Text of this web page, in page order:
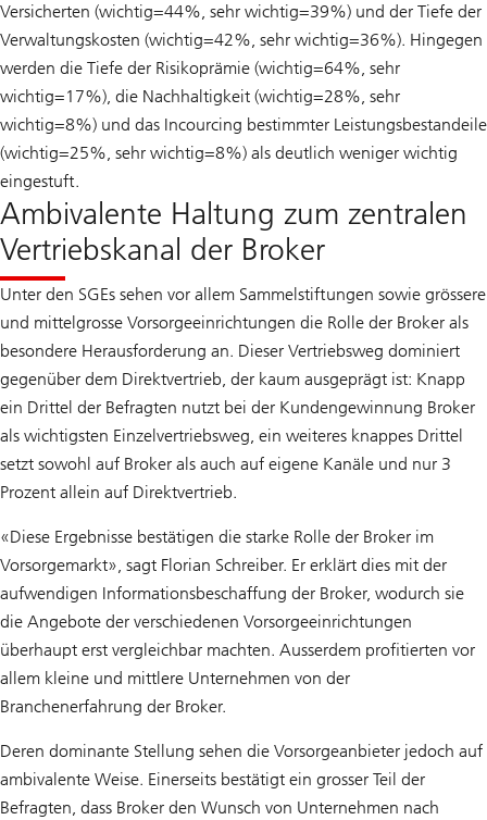
Versicherten (wichtig=44%, sehr wichtig=39%) und der Tiefe der
Verwaltungskosten (wichtig=42%, sehr wichtig=36%). Hingegen
werden die Tiefe der Risikoprämie (wichtig=64%, sehr
wichtig=17%), die Nachhaltigkeit (wichtig=28%, sehr
wichtig=8%) und das Incourcing bestimmter Leistungsbestandeile
(wichtig=25%, sehr wichtig=8%) als deutlich weniger wichtig
eingestuft.
Ambivalente Haltung zum zentralen
Vertriebskanal der Broker
Unter den SGEs sehen vor allem Sammelstiftungen sowie grössere
und mittelgrosse Vorsorgeeinrichtungen die Rolle der Broker als
besondere Herausforderung an. Dieser Vertriebsweg dominiert
gegenüber dem Direktvertrieb, der kaum ausgeprägt ist: Knapp
ein Drittel der Befragten nutzt bei der Kundengewinnung Broker
als wichtigsten Einzelvertriebsweg, ein weiteres knappes Drittel
setzt sowohl auf Broker als auch auf eigene Kanäle und nur 3
Prozent allein auf Direktvertrieb.
«Diese Ergebnisse bestätigen die starke Rolle der Broker im
Vorsorgemarkt», sagt Florian Schreiber. Er erklärt dies mit der
aufwendigen Informationsbeschaffung der Broker, wodurch sie
die Angebote der verschiedenen Vorsorgeeinrichtungen
überhaupt erst vergleichbar machten. Ausserdem profitierten vor
allem kleine und mittlere Unternehmen von der
Branchenerfahrung der Broker.
Deren dominante Stellung sehen die Vorsorgeanbieter jedoch auf
ambivalente Weise. Einerseits bestätigt ein grosser Teil der
Befragten, dass Broker den Wunsch von Unternehmen nach